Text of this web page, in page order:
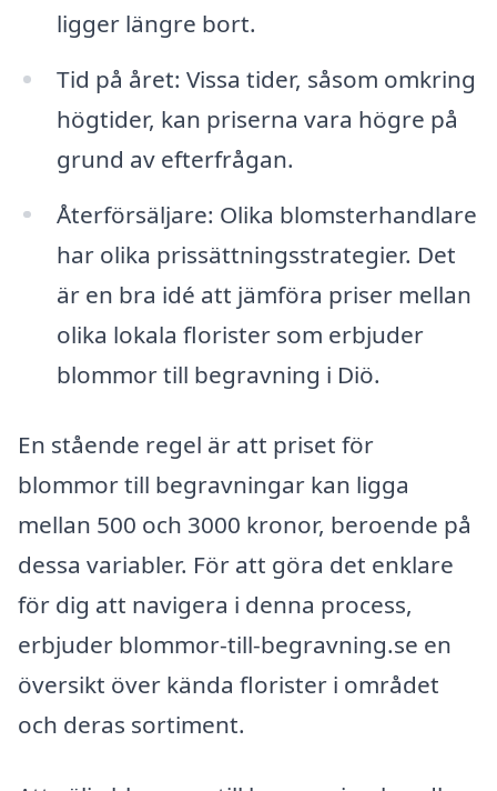
ligger längre bort.
Tid på året: Vissa tider, såsom omkring
högtider, kan priserna vara högre på
grund av efterfrågan.
Återförsäljare: Olika blomsterhandlare
har olika prissättningsstrategier. Det
är en bra idé att jämföra priser mellan
olika lokala florister som erbjuder
blommor till begravning i Diö.
En stående regel är att priset för
blommor till begravningar kan ligga
mellan 500 och 3000 kronor, beroende på
dessa variabler. För att göra det enklare
för dig att navigera i denna process,
erbjuder blommor-till-begravning.se en
översikt över kända florister i området
och deras sortiment.